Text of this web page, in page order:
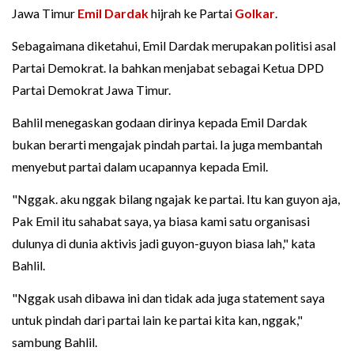
Jawa Timur Emil Dardakhijrah ke Partai Golkar.
Sebagaimana diketahui, Emil Dardak merupakan politisi asal
Partai Demokrat. Ia bahkan menjabat sebagai Ketua DPD
Partai Demokrat Jawa Timur.
Bahlil menegaskan godaan dirinya kepada Emil Dardak
bukan berarti mengajak pindah partai. Ia juga membantah
menyebut partai dalam ucapannya kepada Emil.
"Nggak. aku nggak bilang ngajak ke partai. Itu kan guyon aja,
Pak Emil itu sahabat saya, ya biasa kami satu organisasi
dulunya di dunia aktivis jadi guyon-guyon biasa lah," kata
Bahlil.
"Nggak usah dibawa ini dan tidak ada juga statement saya
untuk pindah dari partai lain ke partai kita kan, nggak,"
sambung Bahlil.